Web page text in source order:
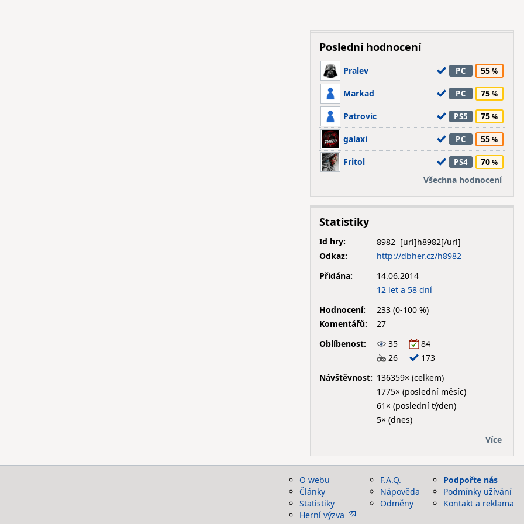
Poslední hodnocení
Pralev PC 55
Markad PC 75
Patrovic PS5 75
galaxi PC 55
Fritol PS4
70
Všechna hodnocení
Statistiky
Id hry:
8982
Odkaz:
http://dbher.cz/h8982
Přidána:
14.06.2014
12 let a 58 dní
Hodnocení:
233 (0-100 %)
Komentářů:
27
Oblíbenost:
35
84
26
173
Návštěvnost: 136359× (celkem)
1775× (poslední měsíc)
61× (poslední týden)
5× (dnes)
Více
O webu
Články
Statistiky
Herní výzva
F.A.Q.
Nápověda
Odměny
Podpořte nás
Podmínky užívání
Kontakt a reklama